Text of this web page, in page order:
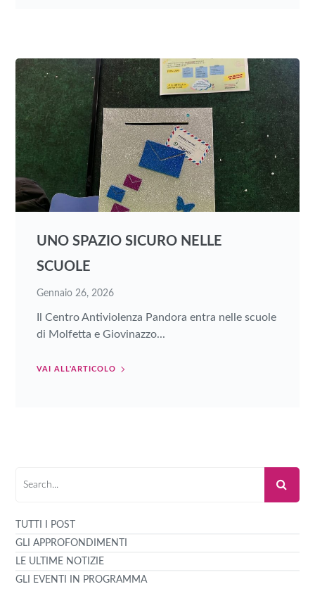
UNO SPAZIO SICURO NELLE
SCUOLE
Gennaio 26, 2026
Il Centro Antiviolenza Pandora entra nelle scuole
di Molfetta e Giovinazzo...
VAI ALL'ARTICOLO
TUTTI I POST
GLI APPROFONDIMENTI
LE ULTIME NOTIZIE
GLI EVENTI IN PROGRAMMA